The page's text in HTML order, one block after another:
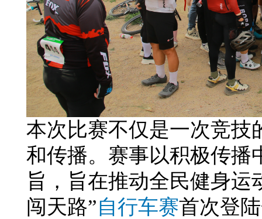
本次比赛不仅是一次竞技
和传播。赛事以积极传播
旨，旨在推动全民健身运
闯天路”自行车赛首次登